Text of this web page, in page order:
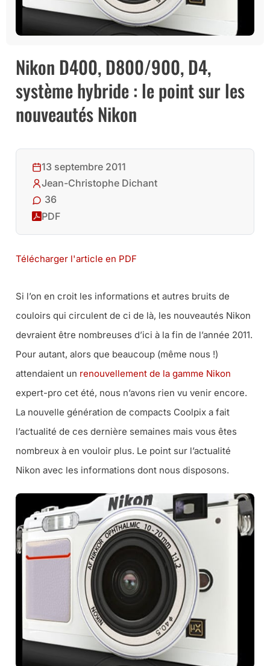
Nikon D400, D800/900, D4,
système hybride : le point sur les
nouveautés Nikon
13 septembre 2011
Jean-Christophe Dichant
36
PDF
Télécharger l'article en PDF
Si l’on en croit les informations et autres bruits de
couloirs qui circulent de ci de là, les nouveautés Nikon
devraient être nombreuses d’ici à la fin de l’année 2011.
Pour autant, alors que beaucoup (même nous !)
attendaient un renouvellement de la gamme Nikon
expert-pro cet été, nous n’avons rien vu venir encore.
La nouvelle génération de compacts Coolpix a fait
l’actualité de ces dernière semaines mais vous êtes
nombreux à en vouloir plus. Le point sur l’actualité
Nikon avec les informations dont nous disposons.